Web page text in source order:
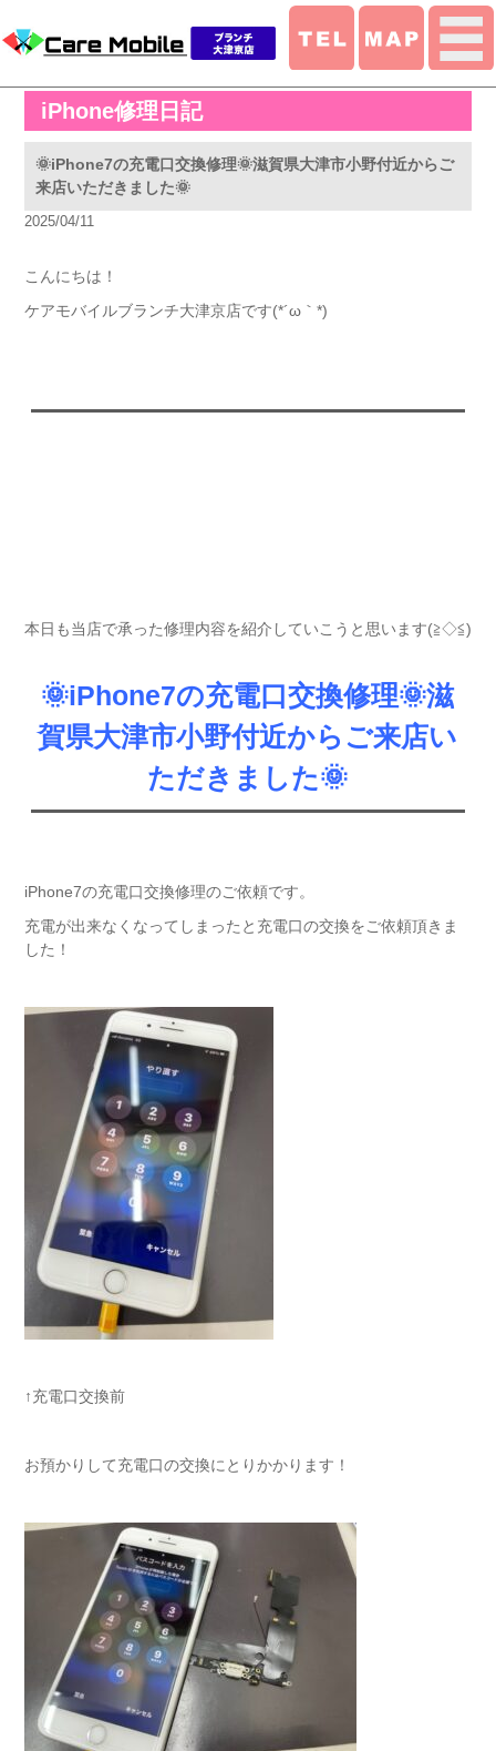
iPhone修理日記
🌞iPhone7の充電口交換修理🌞滋賀県大津市小野付近からご
来店いただきました🌞
2025/04/11
こんにちは！
ケアモバイルブランチ大津京店です(*´ω｀*)
本日も当店で承った修理内容を紹介していこうと思います(≧◇≦)
🌞iPhone7の充電口交換修理🌞滋
賀県大津市小野付近からご来店い
ただきました🌞
iPhone7の充電口交換修理のご依頼です。
充電が出来なくなってしまったと充電口の交換をご依頼頂きま
した！
↑充電口交換前
お預かりして充電口の交換にとりかかります！